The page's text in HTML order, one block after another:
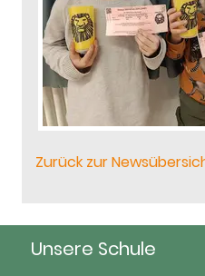
Zurück zur
Unsere Schule